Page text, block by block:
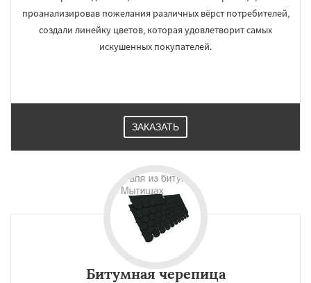
проанализировав пожелания различных вёрст потребителей,
создали линейку цветов, которая удовлетворит самых
искушенных покупателей.
ЗАКАЗАТЬ
Битумная черепица